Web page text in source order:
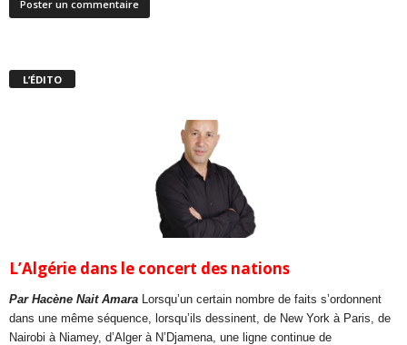
L’ÉDITO
L’Algérie dans le concert des nations
Par Hacène Nait Amara
Lorsqu’un certain nombre de faits s’ordonnent
dans une même séquence, lorsqu’ils dessinent, de New York à Paris, de
Nairobi à Niamey, d’Alger à N’Djamena, une ligne continue de